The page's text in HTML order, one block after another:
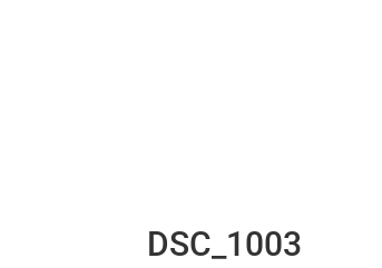
DSC_1003